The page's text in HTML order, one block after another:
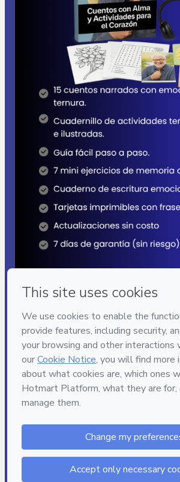
Your information is 100% secure
Safe purchase
Secure and authenticated
Approved content